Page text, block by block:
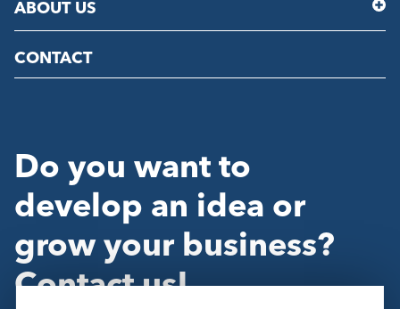
ABOUT US
CONTACT
Do you want to
develop an idea or
grow your business?
Contact us!